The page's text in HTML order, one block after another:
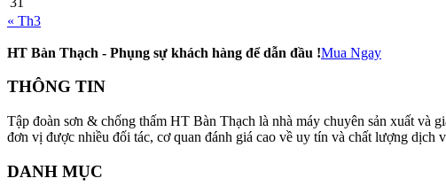
« Th3
HT Bàn Thạch - Phụng sự khách hàng để dẫn đầu !Mua Ngay
THÔNG TIN
Tập đoàn sơn & chống thấm HT Bàn Thạch là nhà máy chuyên sản xuất và
đơn vị được nhiều đối tác, cơ quan đánh giá cao về uy tín và chất lượng
DANH MỤC